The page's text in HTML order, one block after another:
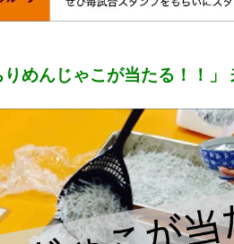
めんじゃこが当たる！！」